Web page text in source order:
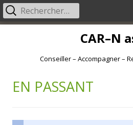
CAR–N
Conseiller – Accompagner –
Menu
Rechercher :
EN PASSANT